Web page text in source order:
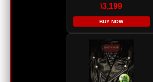
\3,199
BUY NOW